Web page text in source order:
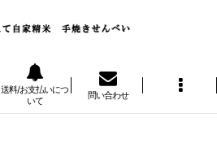
送料/お支払いにつ
いて
問い合わせ